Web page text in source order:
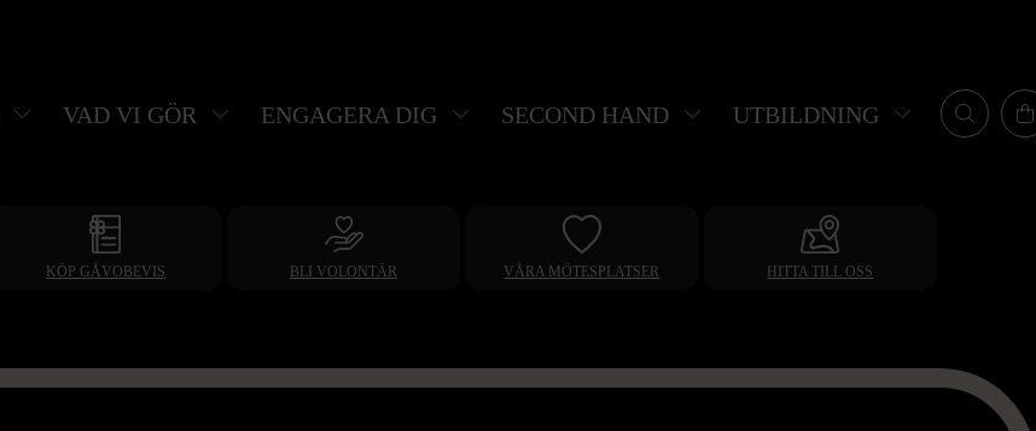
VAD VI GÖR ENGAGERA DIG SECOND HAND UTBILDNING
KÖP GÅVOBEVIS BLI VOLONTÄR VÅRA MÖTESPLATSER HITTA TILL OSS